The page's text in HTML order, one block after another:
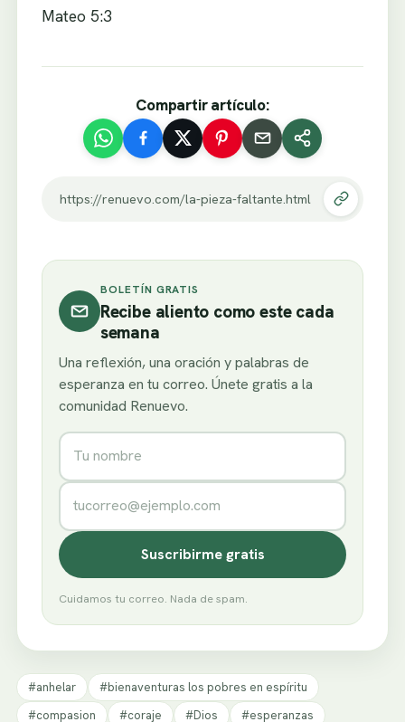
Mateo 5:3
Compartir artículo:
https://renuevo.com/la-pieza-faltante.html
BOLETÍN GRATIS
Recibe aliento como este cada
semana
Una reflexión, una oración y palabras de
esperanza en tu correo. Únete gratis a la
comunidad Renuevo.
Nombre
Correo electrónico
Suscribirme gratis
Cuidamos tu correo. Nada de spam.
#anhelar
#bienaventuras los pobres en espíritu
#compasion
#coraje #Dios #esperanzas